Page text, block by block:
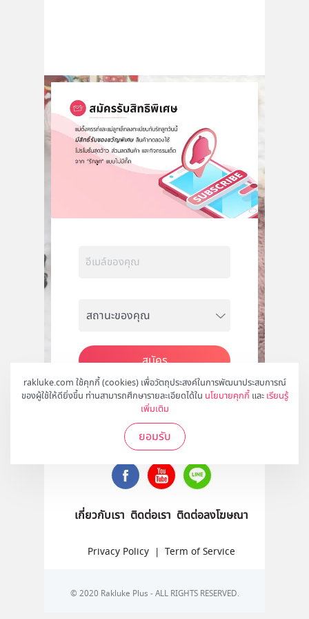
rakluke.com ใช้คุกกี้ (cookies) เพื่อวัตถุประสงค์ในการพัฒนาประสบการณ์
ของผู้ใช้ให้ดียิ่งขึ้น ท่านสามารถศึกษารายละเอียดได้ใน นโยบายคุกกี้ และ เรียนรู้
เพิ่มเติม
ยอมรับ
สมัคร
ติดตามเราได้ที่
เกี่ยวกับเรา ติดต่อเรา ติดต่อลงโฆษณา
Privacy Policy | Term of Service
© 2020 Rakluke Plus - ALL RIGHTS RESERVED.